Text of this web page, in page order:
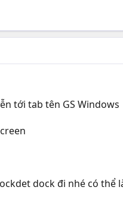
tới tab tên GS Windows
dock đi nhé có thể